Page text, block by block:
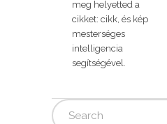
meg helyetted a
cikket: cikk, és kép
mesterséges
intelligencia
segítségével.